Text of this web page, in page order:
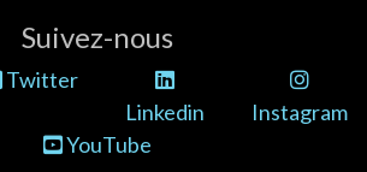
Suivez-nous
Twitter
Linkedin
Instagram
YouTube